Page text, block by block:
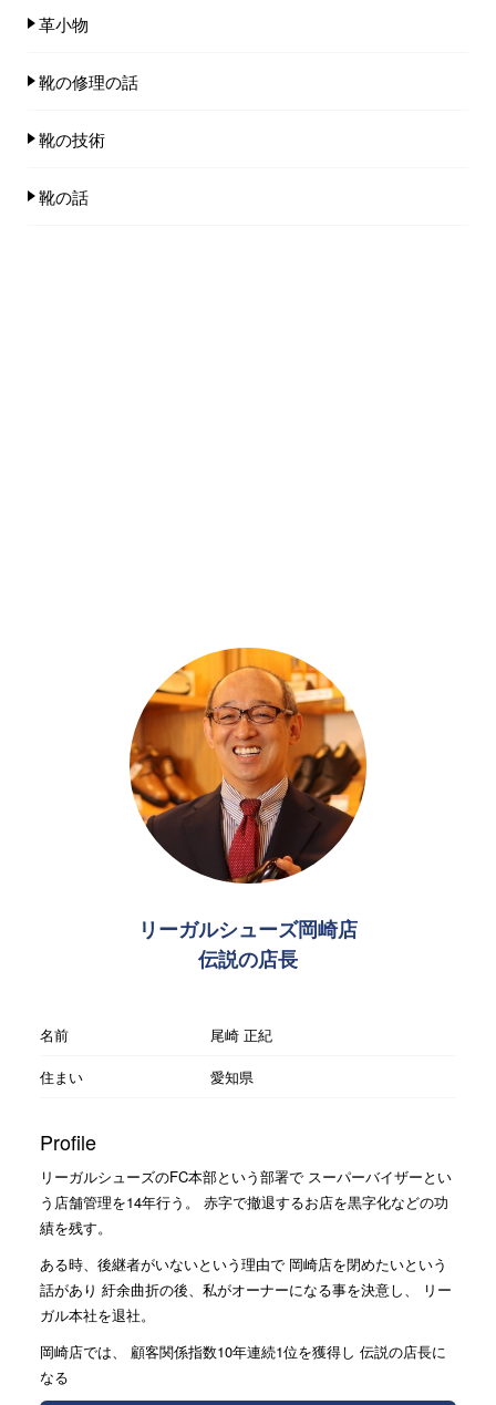
革小物
靴の修理の話
靴の技術
靴の話
リーガルシューズ岡崎店
伝説の店長
名前
尾崎 正紀
住まい
愛知県
Profile
リーガルシューズのFC本部という部署で スーパーバイザーとい
う店舗管理を14年行う。 赤字で撤退するお店を黒字化などの功
績を残す。
ある時、後継者がいないという理由で 岡崎店を閉めたいという
話があり 紆余曲折の後、私がオーナーになる事を決意し、 リー
ガル本社を退社。
岡崎店では、 顧客関係指数10年連続1位を獲得し 伝説の店長に
なる